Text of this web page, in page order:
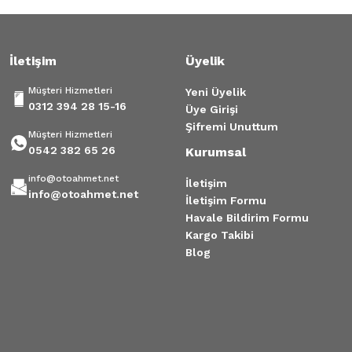
İletişim
Müşteri Hizmetleri
0312 394 28 15-16
Müşteri Hizmetleri
0542 382 65 26
info@otoahmet.net
info@otoahmet.net
Üyelik
Yeni Üyelik
Üye Girişi
Şifremi Unuttum
Kurumsal
İletişim
İletişim Formu
Havale Bildirim Formu
Kargo Takibi
Blog